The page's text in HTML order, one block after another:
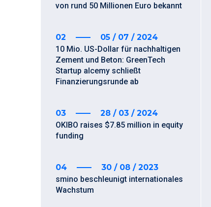
von rund 50 Millionen Euro bekannt
02
05 / 07 / 2024
10 Mio. US-Dollar für nachhaltigen
Zement und Beton: GreenTech
Startup alcemy schließt
Finanzierungsrunde ab
03
28 / 03 / 2024
OKIBO raises $7.85 million in equity
funding
04
30 / 08 / 2023
smino beschleunigt internationales
Wachstum